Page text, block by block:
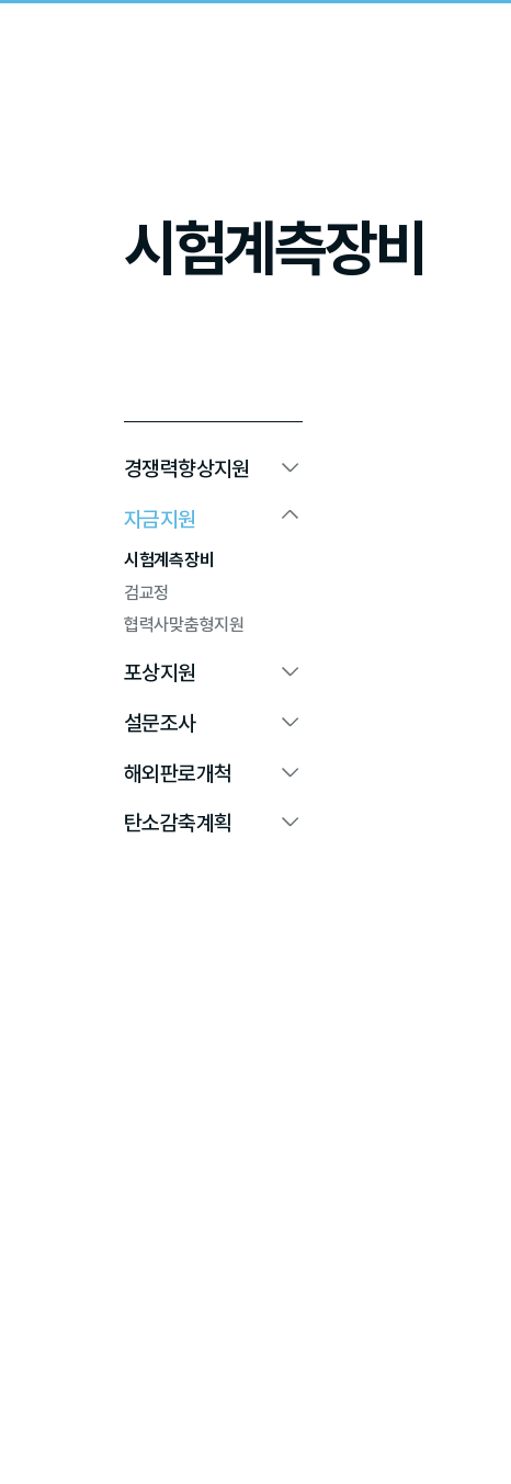
시험계측장비
경쟁력향상지원
자금지원
시험계측장비
검교정
협력사맞춤형지원
포상지원
설문조사
해외판로개척
탄소감축계획